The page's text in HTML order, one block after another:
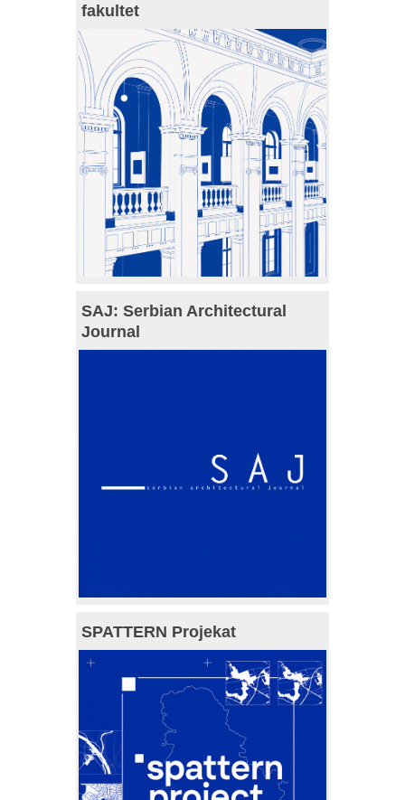
fakultet
SAJ: Serbian Architectural
Journal
SPATTERN Projekat